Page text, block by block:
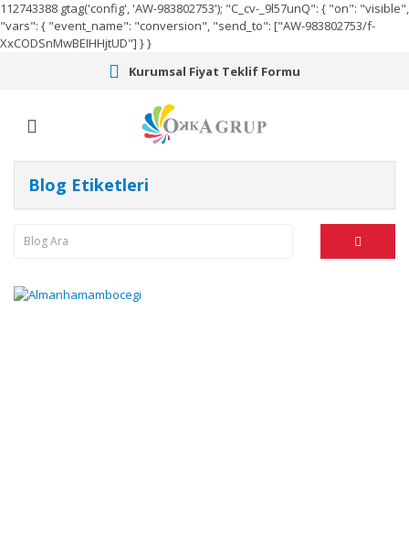
112743388 gtag('config', 'AW-983802753'); "C_cv-_9l57unQ": { "on": "visible",
"vars": { "event_name": "conversion", "send_to": ["AW-983802753/f-
XxCODSnMwBEIHHjtUD"] } }
Kurumsal Fiyat Teklif Formu
Blog Etiketleri